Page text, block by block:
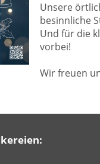
Unsere
besinnliche
Und für die
vorbei!
Wir freuen